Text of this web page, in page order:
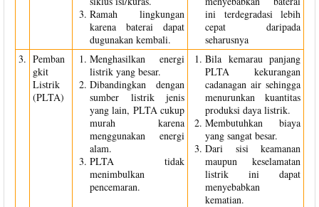
Ramah lingkungan
karena baterai dapat
dugunakan kembali.
ini terdegradasi lebih
cepat daripada
seharusnya
3. Pemban
gkit
Listrik
(PLTA)
Menghasilkan energi
listrik yang besar.
Dibandingkan dengan
sumber listrik jenis
yang lain, PLTA cukup
murah karena
menggunakan energi
alam.
PLTA tidak
menimbulkan
pencemaran.
Bila kemarau panjang
PLTA kekurangan
cadanagan air sehingga
menurunkan kuantitas
produksi daya listrik.
Membutuhkan biaya
yang sangat besar.
Dari sisi keamanan
maupun keselamatan
listrik ini dapat
menyebabkan
kematian.